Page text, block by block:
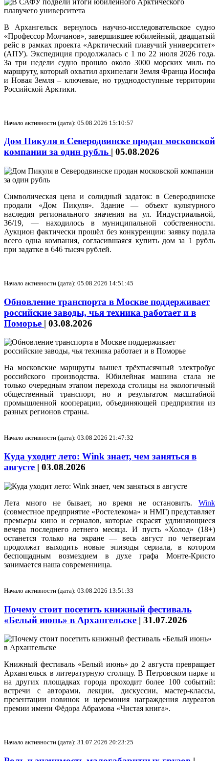
В Архангельск вернулось научно-исследовательское судно
«Профессор Молчанов», завершившее юбилейный, двадцатый
рейс в рамках проекта «Арктический плавучий университет»
(АПУ). Экспедиция продолжалась с 1 по 22 июля 2026 года.
За три недели судно прошло около 3000 морских миль по
маршруту, который охватил архипелаги Земля Франца Иосифа
и Новая Земля – ключевые, но труднодоступные территории
Российской Арктики.
Начало активности (дата): 05.08.2026 15:10:57
Дом Пикуля в Северодвинске продан московской
компании за один рубль | 05.08.2026
Символическая цена и солидный задаток: в Северодвинске
продали «Дом Пикуля». Здание — объект культурного
наследия регионального значения на ул. Индустриальной,
36/19, — находилось в муниципальной собственности.
Аукцион фактически прошёл без конкуренции: заявку подала
всего одна компания, согласившаяся купить дом за 1 рубль
при задатке в 646 тысяч рублей.
Начало активности (дата): 05.08.2026 14:51:45
Обновление транспорта в Москве поддерживает
российские заводы, чья техника работает и в
Поморье | 03.08.2026
На московские маршруты вышел трёхтысячный электробус
российского производства. Юбилейная машина стала не
только очередным этапом перехода столицы на экологичный
общественный транспорт, но и результатом масштабной
промышленной кооперации, объединяющей предприятия из
разных регионов страны.
Начало активности (дата): 03.08.2026 21:47:32
Куда уходит лето: Wink знает, чем заняться в
августе | 03.08.2026
Лета много не бывает, но время не остановить. Wink
(совместное предприятие «Ростелекома» и НМГ) представляет
премьеры кино и сериалов, которые скрасят удлиняющиеся
вечера последнего летнего месяца. И пусть «Холод» (18+)
останется только на экране — весь август по четвергам
продолжат выходить новые эпизоды сериала, в котором
беспощадным возмездием в духе графа Монте-Кристо
занимается наша современница.
Начало активности (дата): 03.08.2026 13:51:33
Почему стоит посетить книжный фестиваль
«Белый июнь» в Архангельске | 31.07.2026
Книжный фестиваль «Белый июнь» до 2 августа превращает
Архангельск в литературную столицу. В Петровском парке и
на других площадках города проходит более 100 событий:
встречи с авторами, лекции, дискуссии, мастер‑классы,
презентации новинок и церемония награждения лауреатов
премии имени Фёдора Абрамова «Чистая книга».
Начало активности (дата): 31.07.2026 20:23:25